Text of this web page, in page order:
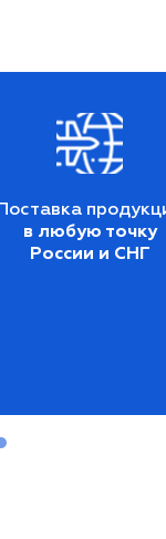
Поставка
в любую точку
России и СНГ